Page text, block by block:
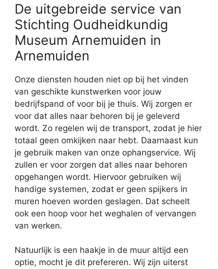
De uitgebreide service van
Stichting Oudheidkundig
Museum Arnemuiden in
Arnemuiden
Onze diensten houden niet op bij het vinden
van geschikte kunstwerken voor jouw
bedrijfspand of voor bij je thuis. Wij zorgen er
voor dat alles naar behoren bij je geleverd
wordt. Zo regelen wij de transport, zodat je hier
totaal geen omkijken naar hebt. Daarnaast kun
je gebruik maken van onze ophangservice. Wij
zullen er voor zorgen dat alles naar behoren
opgehangen wordt. Hiervoor gebruiken wij
handige systemen, zodat er geen spijkers in
muren hoeven worden geslagen. Dat scheelt
ook een hoop voor het weghalen of vervangen
van werken.
Natuurlijk is een haakje in de muur altijd een
optie, mocht je dit prefereren. Wij zijn uiterst